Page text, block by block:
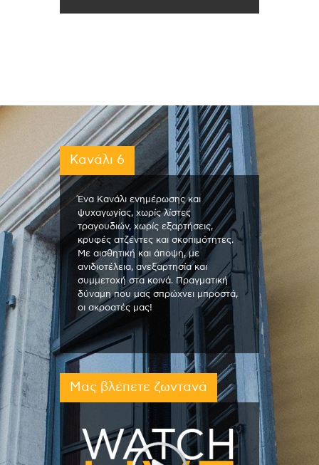
Κανάλι 6
Ένα Κανάλι ενημέρωσης και
ψυχαγωγίας, χωρίς λίστες
τραγουδιών, χωρίς εξαρτήσεις,
κρυφές ατζέντες και σκοπιμότητες.
Με αισθητική και άποψη, με
ανιδιοτέλεια, ανεξαρτησία και
συμμετοχή στα κοινά. Πραγματική
δύναμη που μας σπρώχνει μπροστά,
οι ακροατές μας!
Μας βλέπετε ζωντανά